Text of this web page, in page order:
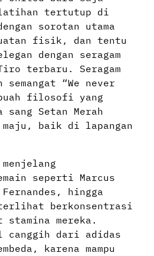
tertutup di
sorotan utama
fisik, dan tentu
dengan seragam
terbaru. Seragam
“We never
filosofi yang
sang Setan Merah
baik di lapangan
seperti Marcus
hingga
terlihat berkonsentrasi
stamina mereka.
canggih dari adidas
karena mampu